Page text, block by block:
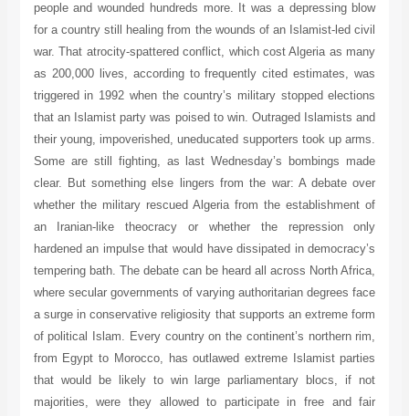
people and wounded hundreds more. It was a depressing blow
for a country still healing from the wounds of an Islamist-led civil
war. That atrocity-spattered conflict, which cost Algeria as many
as 200,000 lives, according to frequently cited estimates, was
triggered in 1992 when the country’s military stopped elections
that an Islamist party was poised to win. Outraged Islamists and
their young, impoverished, uneducated supporters took up arms.
Some are still fighting, as last Wednesday’s bombings made
clear. But something else lingers from the war: A debate over
whether the military rescued Algeria from the establishment of
an Iranian-like theocracy or whether the repression only
hardened an impulse that would have dissipated in democracy’s
tempering bath. The debate can be heard all across North Africa,
where secular governments of varying authoritarian degrees face
a surge in conservative religiosity that supports an extreme form
of political Islam. Every country on the continent’s northern rim,
from Egypt to Morocco, has outlawed extreme Islamist parties
that would be likely to win large parliamentary blocs, if not
majorities, were they allowed to participate in free and fair